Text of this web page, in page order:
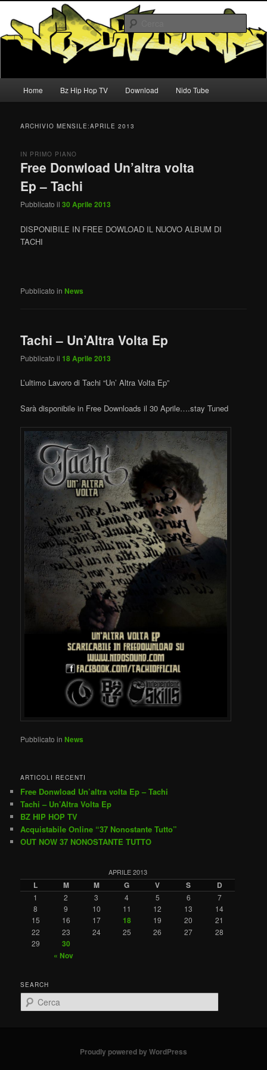
contenuto
principale
contenuto
secondarioNidosound
Nido Sound
principale
Home Bz Hip Hop TV Download Nido Tube
ARCHIVIO MENSILE:APRILE 2013
Free Donwload Un’altra volta
Ep – Tachi
IN PRIMO PIANO
Pubblicato il30 Aprile 2013
DISPONIBILE IN FREE DOWLOAD IL NUOVO ALBUM DI
TACHI
Pubblicato in News
Tachi – Un’Altra Volta Ep
Pubblicato il18 Aprile 2013
L’ultimo Lavoro di Tachi “Un’ Altra Volta Ep”
Sarà disponibile in Free Downloads il 30 Aprile….stay Tuned
Pubblicato in News
ARTICOLI RECENTI
Free Donwload Un’altra volta Ep – Tachi
Tachi – Un’Altra Volta Ep
BZ HIP HOP TV
Acquistabile Online “37 Nonostante Tutto”
OUT NOW 37 NONOSTANTE TUTTO
APRILE 2013
L M M G V S D
1 2 3 4 5 6
7
8
9 10 11 12 13
14
15
16 17 18 19 20
21
22
23 24 25 26 27
28
29
30
« Nov
SEARCH
e
Proudly powered by WordPress